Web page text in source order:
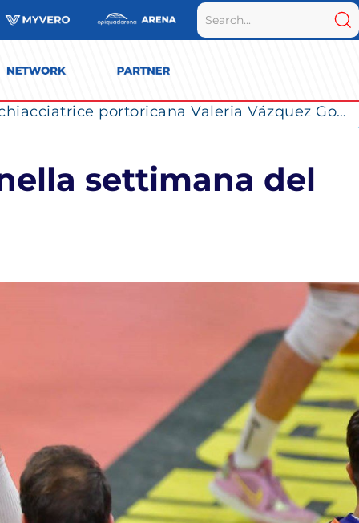
La Numia Vero Volley completa il roster: la schiacciatrice portoricana Valeria Vázquez Gomez è l’ultimo innesto di Milano per la stagione 2026/2027
settimana del